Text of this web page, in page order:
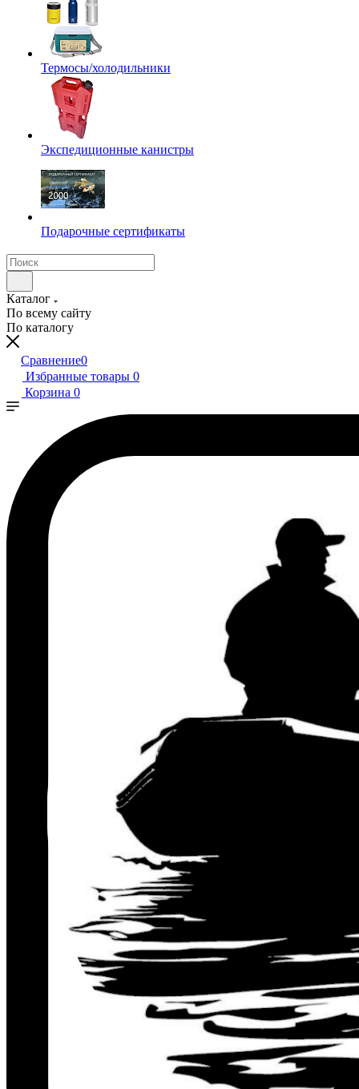
Термосы/холодильники
Экспедиционные канистры
Подарочные сертификаты
Каталог
По всему сайту
По каталогу
Сравнение0
Избранные товары 0
Корзина 0